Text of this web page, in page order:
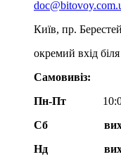
Київ, пр.
окремий вхід
Самовивіз:
Пн-Пт
Сб
Нд